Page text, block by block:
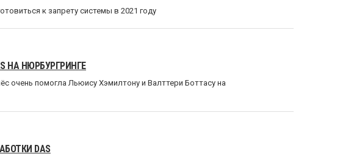
к запрету системы в 2021 году
НА НЮРБУРГРИНГЕ
очень помогла Льюису Хэмилтону и Валттери Боттасу на
DAS